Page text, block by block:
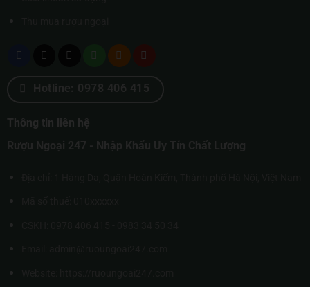
Hotline: 0978 406 415
Thông tin liên hệ
Rượu Ngoại 247 - Nhập Khẩu Uy Tín Chất Lượng